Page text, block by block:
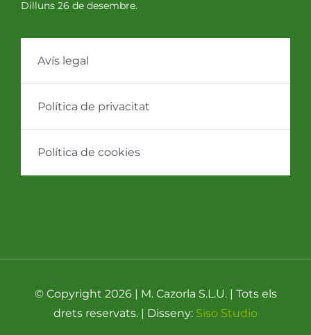
Dilluns 26 de desembre.
Avís legal
Política de privacitat
Política de cookies
© Copyright 2026 | M. Cazorla S.L.U. | Tots els
drets reservats. | Disseny: Siso Studio